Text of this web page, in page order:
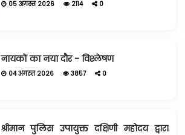
05 अगस्त 2026 2114 0
नायकों का नया दौर - विश्लेषण
04 अगस्त 2026 3857 0
श्रीमान पुलिस उपायुक्त दक्षिणी महोदय द्वारा